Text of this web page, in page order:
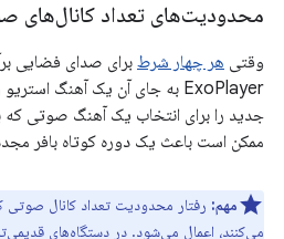
محدودیت‌های تعداد کانال‌های
وقتی هر چهار شرط
ExoPlayer به جای آن یک آهنگ استریو را انتخاب می‌کند. اگر ویژگی‌های
جدید را برای انتخاب یک آهنگ صوتی که
ممکن است باعث یک دوره کوتاه بافر
مهم: